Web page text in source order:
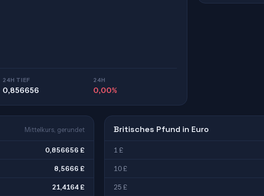
24H TIEF
0,856656
24H
0,00%
Mittelkurs, gerundet
0,856656 £
8,5666 £
21,4164 £
Britisches Pfund in Euro
1 £
10 £
25 £